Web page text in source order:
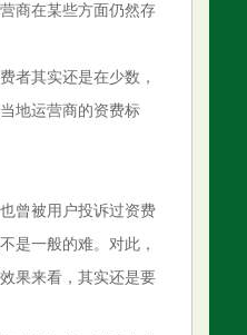
商在某些方面仍然存
者其实还是在少数，
地运营商的资费标
曾被用户投诉过资费
是一般的难。对此，
果来看，其实还是要